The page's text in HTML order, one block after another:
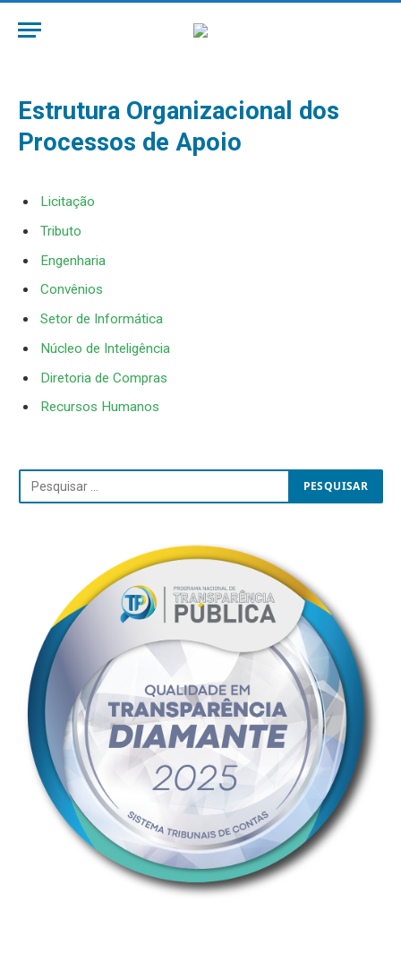
Estrutura Organizacional dos
Processos de Apoio
Licitação
Tributo
Engenharia
Convênios
Setor de Informática
Núcleo de Inteligência
Diretoria de Compras
Recursos Humanos